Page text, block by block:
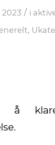
/ i
,
å